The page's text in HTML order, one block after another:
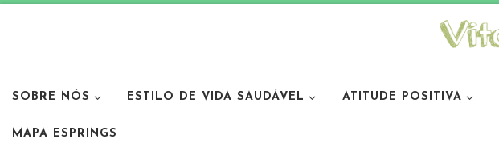
SOBRE NÓS ESTILO DE VIDA SAUDÁVEL ATITUDE POSITIVA
MAPA ESPRINGS